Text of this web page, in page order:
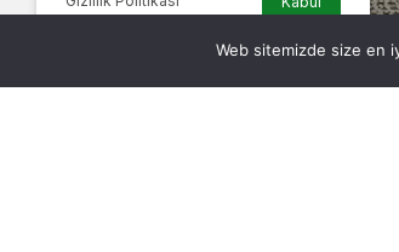
Web sitemizde size en